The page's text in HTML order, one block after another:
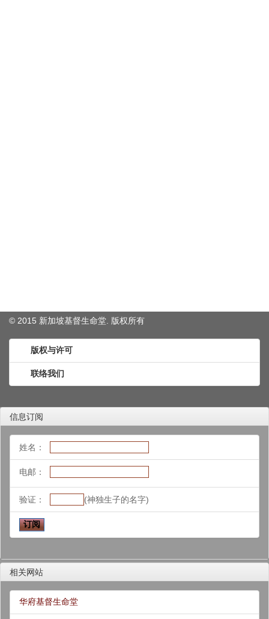
© 2015 新加坡基督生命堂. 版权所有
版权与许可
联络我们
信息订阅
姓名：
电邮：
验证： (神独生子的名字)
相关网站
华府基督生命堂